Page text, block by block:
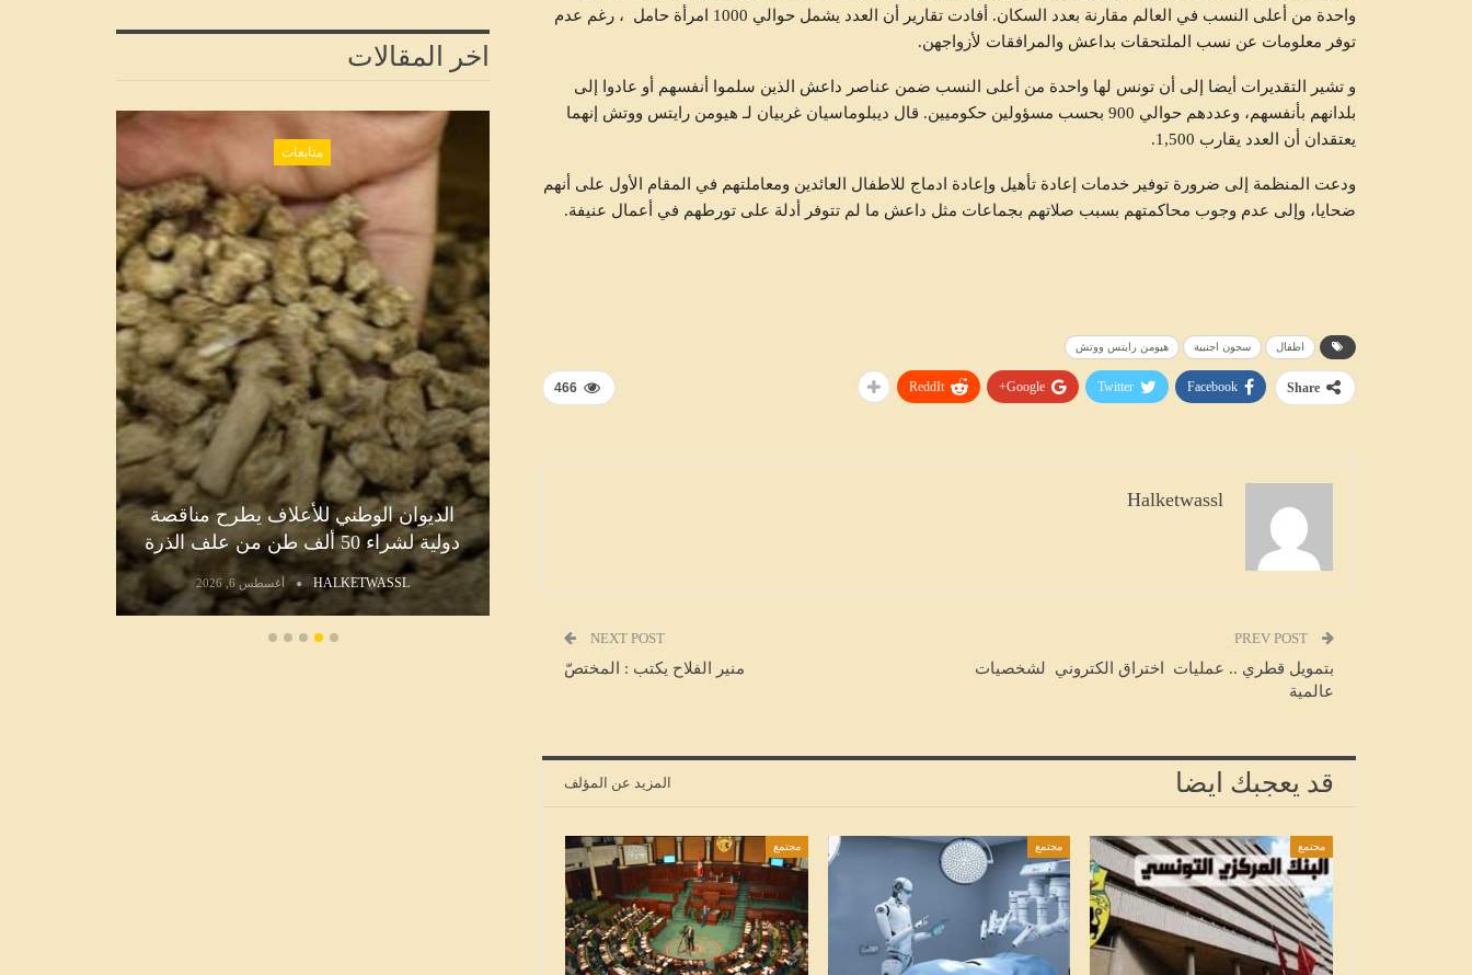
واحدة من أعلى النسب في العالم مقارنة بعدد السكان. أفادت تقارير أن العدد يشمل حوالي 1000 امرأة حامل ، رغم عدم
توفر معلومات عن نسب الملتحقات بداعش والمرافقات لأزواجهن.
و تشير التقديرات أيضا إلى أن تونس لها واحدة من أعلى النسب ضمن عناصر داعش الذين سلموا أنفسهم أو عادوا إلى
بلدانهم بأنفسهم، وعددهم حوالي 900 بحسب مسؤولين حكوميين. قال ديبلوماسيان غربيان لـ هيومن رايتس ووتش إنهما
يعتقدان أن العدد يقارب 1,500.
ودعت المنظمة إلى ضرورة توفير خدمات إعادة تأهيل وإعادة ادماج للاطفال العائدين ومعاملتهم في المقام الأول على أنهم
ضحايا، وإلى عدم وجوب محاكمتهم بسبب صلاتهم بجماعات مثل داعش ما لم تتوفر أدلة على تورطهم في أعمال عنيفة.
اطفال سجون اجنبية هيومن رايتس ووتش
466 Share
Facebook
Twitter
Google+
ReddIt
Halketwassl
بتمويل قطري .. عمليات اختراق الكتروني لشخصيات
عالمية
NEXT POST
منير الفلاح يكتب : المختصّ
قد يعجبك ايضا المزيد عن المؤلف
مجتمع مجتمع مجتمع
اخر المقالات
متابعات
الديوان الوطني للأعلاف يطرح مناقصة
دولية لشراء 50 ألف طن من علف الذرة
HALKETWASSL أغسطس 6, 2026